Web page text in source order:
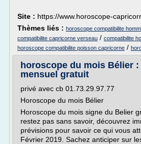
Site : https://www.horoscope-
Thèmes liés : horoscope compatibilite
compatibilite capricorne verseau / compatibilite
horoscope compatibilite poisson capricorne /
horoscope du mois Bélier
mensuel gratuit
privé avec cb 01.73.29.97.77
Horoscope du mois Bélier
Horoscope du mois signe du Belier
restez pas sans savoir, découvrez
prévisions pour savoir ce qui vous
Février 2019. Sachez anticiper sur